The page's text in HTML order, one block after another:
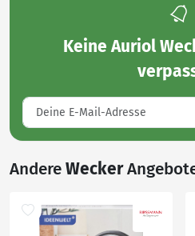
Keine Auriol
Andere Wecker